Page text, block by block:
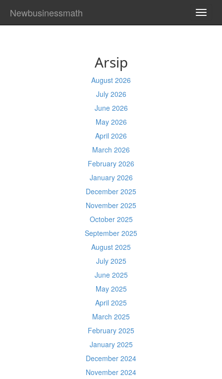
Newbusinessmath
Arsip
August 2026
July 2026
June 2026
May 2026
April 2026
March 2026
February 2026
January 2026
December 2025
November 2025
October 2025
September 2025
August 2025
July 2025
June 2025
May 2025
April 2025
March 2025
February 2025
January 2025
December 2024
November 2024